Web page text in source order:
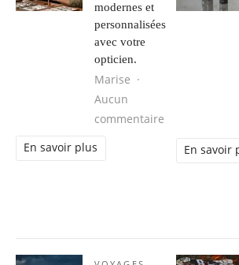
modernes et
personnalisées
avec votre
opticien.
Marise
Aucun
commentaire sur
En savoir plus En savoir